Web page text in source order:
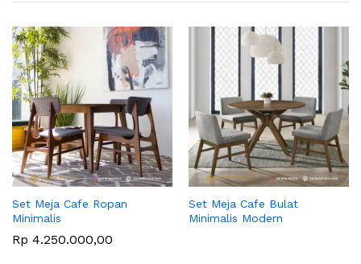
Set Meja Cafe Ropan
Minimalis
Rp 4.250.000,00
Set Meja Cafe Bulat
Minimalis Modern